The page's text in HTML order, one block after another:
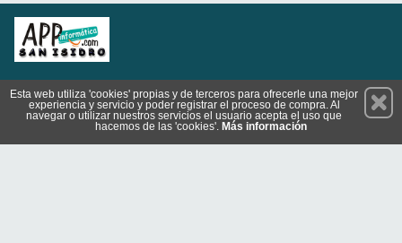
Suscríbete
Esta web utiliza 'cookies' propias y de terceros para ofrecerle una mejor
experiencia y servicio y poder registrar el proceso de compra. Al
navegar o utilizar nuestros servicios el usuario acepta el uso que
hacemos de las 'cookies'. Más información